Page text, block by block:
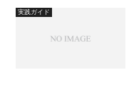
実践ガイド